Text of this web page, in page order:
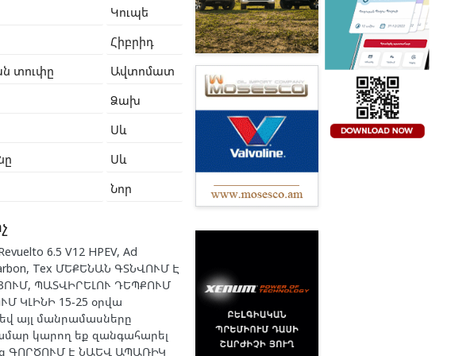
Կուպե
Հիբրիդ
տուփը
Ավտոմատ
Ձախ
Սև
Սև
Նոր
6.5 V12 HPEV, Ad
Tex ՄԵՔԵՆԱՆ ԳՏՆՎՈՒՄ Է
ՊԱՏՎԻՐԵԼՈՒ ԴԵՊՔՈՒՄ
ԿԼԻՆԻ 15-25 օրվա
այլ մանրամասները
կարող եք զանգահարել
ԳՈՐԾՈՒՄ Է ՆԱԵՎ ԱՊԱՌԻԿ